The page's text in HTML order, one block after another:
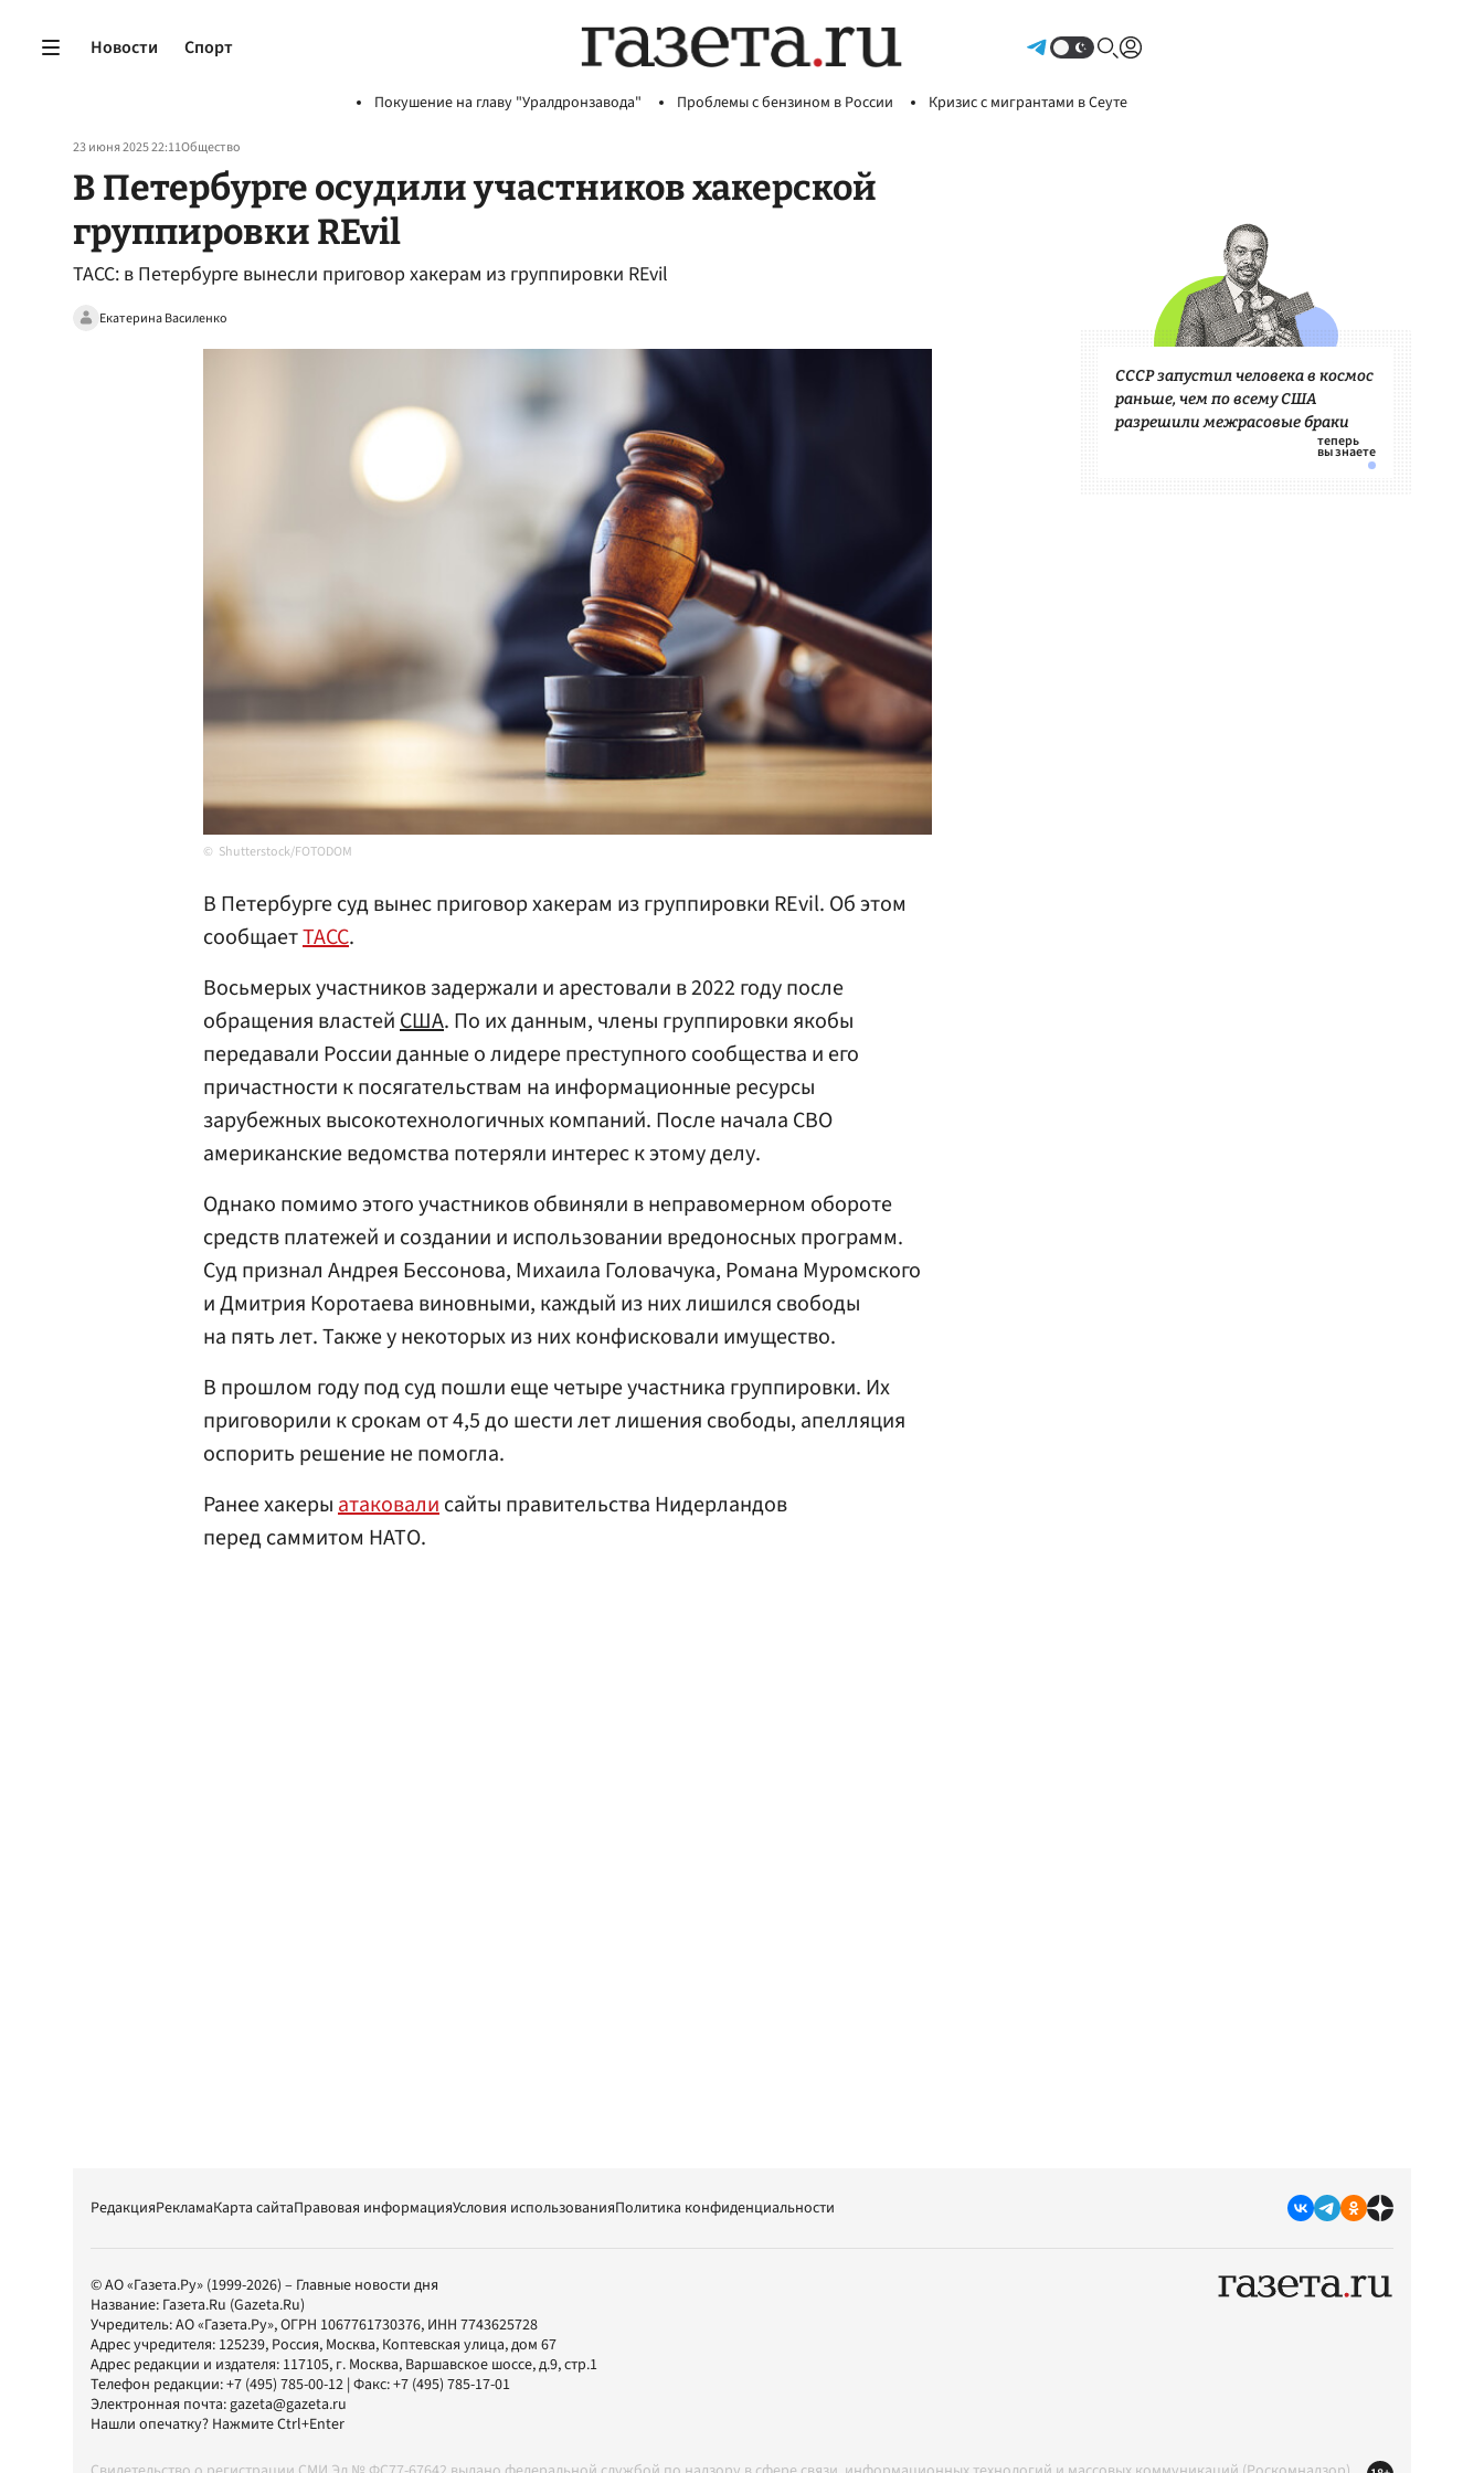
Новости Спорт
Покушение на главу "Уралдронзавода" Проблемы с бензином в России Кризис с мигрантами в Сеуте
23 июня 2025 22:11Общество
В Петербурге осудили участников хакерской
группировки REvil
ТАСС: в Петербурге вынесли приговор хакерам из группировки REvil
Екатерина Василенко
Shutterstock/FOTODOM
В Петербурге суд вынес приговор хакерам из группировки REvil. Об этом
сообщаетТАСС.
Восьмерых участников задержали и арестовали в 2022 году после
обращения властейСША. По их данным, члены группировки якобы
передавали России данные о лидере преступного сообщества и его
причастности к посягательствам на информационные ресурсы
зарубежных высокотехнологичных компаний. После начала СВО
американские ведомства потеряли интерес к этому делу.
Однако помимо этого участников обвиняли в неправомерном обороте
средств платежей и создании и использовании вредоносных программ.
Суд признал Андрея Бессонова, Михаила Головачука, Романа Муромского
и Дмитрия Коротаева виновными, каждый из них лишился свободы
на пять лет. Также у некоторых из них конфисковали имущество.
В прошлом году под суд пошли еще четыре участника группировки. Их
приговорили к срокам от 4,5 до шести лет лишения свободы, апелляция
оспорить решение не помогла.
Ранее хакерыатаковалисайты правительства Нидерландов
перед саммитом НАТО.
СССР запустил человека в космос
раньше, чем по всему США
разрешили межрасовые браки
РедакцияРекламаКарта сайтаПравовая информацияУсловия использованияПолитика конфиденциальности
© АО «Газета.Ру» (1999-2026) – Главные новости дня
Название: Газета.Ru (Gazeta.Ru)
Учредитель:АО «Газета.Ру», ОГРН 1067761730376, ИНН 7743625728
Адрес учредителя: 125239, Россия, Москва, Коптевская улица, дом 67
Адрес редакции и издателя: 117105, г. Москва, Варшавское шоссе, д.9, стр.1
Телефон редакции:+7 (495) 785-00-12 | Факс:+7 (495) 785-17-01
Электронная почта:gazeta@gazeta.ru
Нашли опечатку? Нажмите Ctrl+Enter